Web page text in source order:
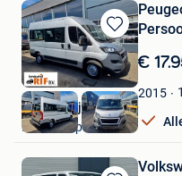
Bewaren
in
Mijn
Favorieten
€
2015
Autobedrijf Rif B.V.
Hoofddorp